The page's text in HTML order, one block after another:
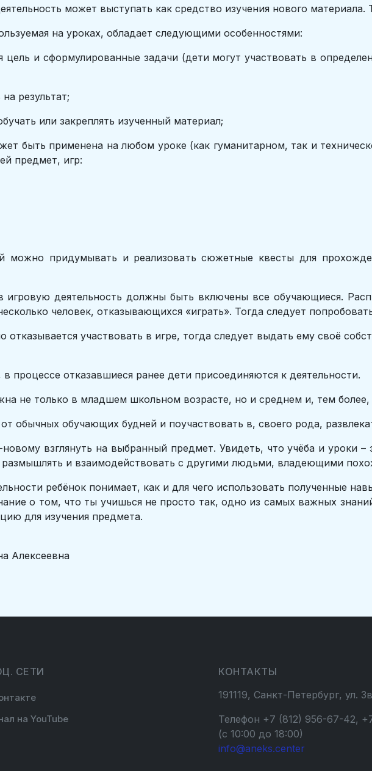
может выступать как средство изучения нового материала.
на уроках, обладает следующими особенностями:
задачи (дети могут участвовать в
или закреплять изученный материал;
быть применена на любом уроке (как гуманитарном, так и
предмет, игр:
можно придумывать и реализовать сюжетные квесты для
игровую деятельность должны быть включены все обучающиеся.
человек, отказывающихся «играть». Тогда следует
отказывается участвовать в игре, тогда следует выдать ему своё
процессе отказавшиеся ранее дети присоединяются к деятельности.
не только в младшем школьном возрасте, но и среднем и, тем
обычных обучающих будней и поучаствовать в, своего рода,
взглянуть на выбранный предмет. Увидеть, что учёба и уроки –
размышлять и взаимодействовать с другими людьми, владеющими
ребёнок понимает, как и для чего использовать полученные
о том, что ты учишься не просто так, одно из самых важных
для изучения предмета.
Алексеевна
СЕТИ
на YouTube
КОНТАКТЫ
191119, Санкт-Петербург, ул.
Телефон +7 (812) 956-67-42,
(с 10:00 до 18:00)
info@aneks.center